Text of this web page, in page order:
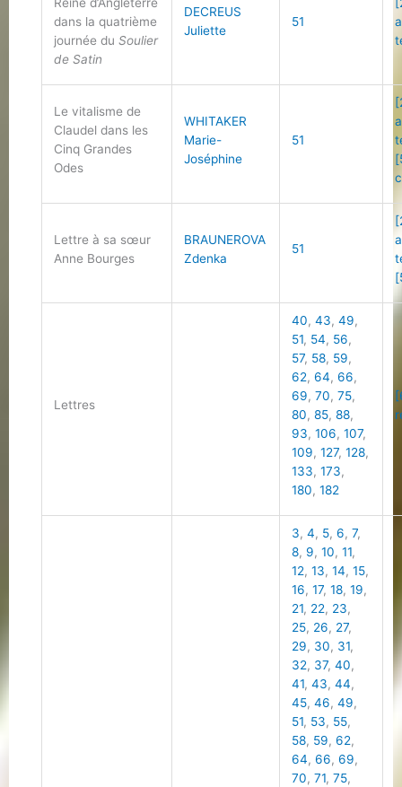
dans la quatrième
journée duSoulier
de Satin
DECREUS
Juliette
51
Le vitalisme de
Claudel dans les
Cinq Grandes
Odes
WHITAKER
Marie-
Joséphine
51
Lettre à sa sœur
Anne Bourges
BRAUNEROVA
Zdenka
51
Lettres
40,43,49,
51, 54, 56,
57, 58, 59,
62,64,66,
69,70,75,
80,85,88,
93,106,107,
109,127,128,
133,173,
180,182
3,4, 5,6,7,
8, 9,10,11,
12,13,14,15,
16,17,18,19,
21, 22, 23,
25, 26, 27,
29, 30, 31,
32, 37,40,
41,43,44,
45,46,49,
51, 53, 55,
58, 59,62,
64,66,69,
70,71,75,